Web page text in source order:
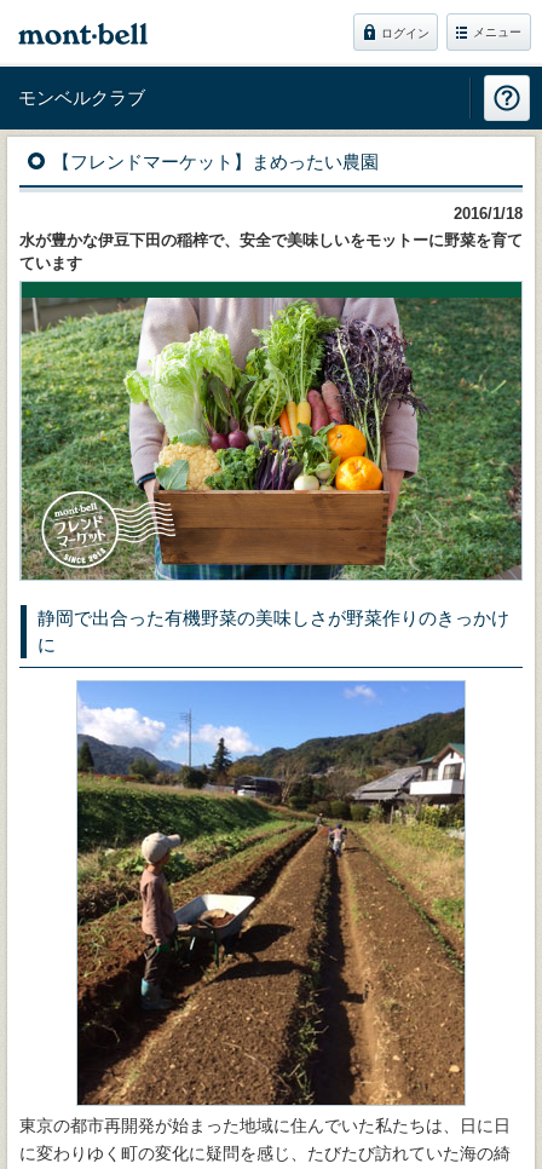
ログイン メニュー
モンベルクラブ
【フレンドマーケット】まめったい農園
2016/1/18
水が豊かな伊豆下田の稲梓で、安全で美味しいをモットーに野菜を育て
ています
静岡で出合った有機野菜の美味しさが野菜作りのきっかけ
に
東京の都市再開発が始まった地域に住んでいた私たちは、日に日
に変わりゆく町の変化に疑問を感じ、たびたび訪れていた海の綺